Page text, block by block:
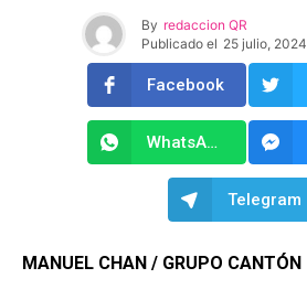
By redaccion QR
Publicado el 25 julio, 2024
Facebook
WhatsApp
Telegram
MANUEL CHAN / GRUPO CANTÓN